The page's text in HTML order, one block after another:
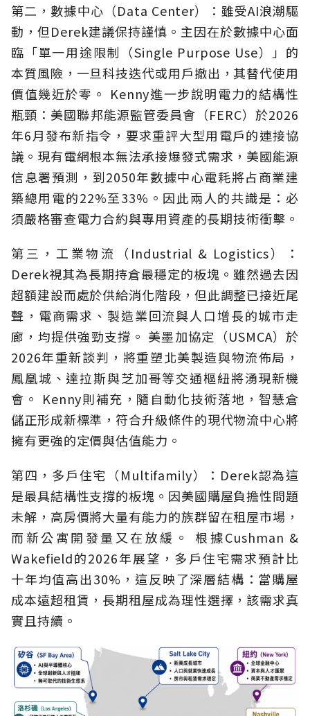
第二，數據中心（Data Center）：雖受AI浪潮驅
動，但Derek建議保持謹慎。主因在於數據中心面
臨「單一用途限制（Single Purpose Use）」的
本質風險，一旦科技迭代或用戶撤出，其替代使用
價值幾近於零。 Kenny進一步說明電力的結構性
瓶頸：美國聯邦能源監管委員會（FERC）於2026
年6月發布新指令，要求重評大型用電戶的連接協
議。現有電網根本無法承接爆發式需求，美國能源
信息署預測，到2050年數據中心電耗將占商業建
築總用電的22%至33%。因此兩人的共識是：必
須嚴格審查電力合約與專用資產的長期技術衝擊。
第三，工業物流（Industrial & Logistics）：
Derek視其為長期持倉最穩定的板塊。雖然過去因
超額建設而處於供給消化階段，但此調整已接近尾
聲，電商需求、製造業回流與人口增長的城市走
廊，均提供強勁支撐。 美墨加協定（USMCA）於
2026年重新談判，將重塑北美製造與物流佈局，
鳳凰城、達拉斯與芝加哥等交通樞紐將湧現新機
會。 Kenny則補充，隨自動化技術落地，智慧倉
儲正形成新標準，符合升級條件的現代物流中心將
擁有更強的定價與估值能力。
第四，多戶住宅（Multifamily）：Derek認為這
是最具結構性支撐的板塊。因美國購屋負擔性問題
未解，高房價將大量有能力的族群留在租屋市場，
而新公寓開發量又在放緩。 根據Cushman &
Wakefield的2026年展望，多戶住宅需求預計比
十年均值高出30%，這反映了深層結構：當購屋
成本遠超租賃，長期租屋成為理性選擇，該需求真
實且持續。